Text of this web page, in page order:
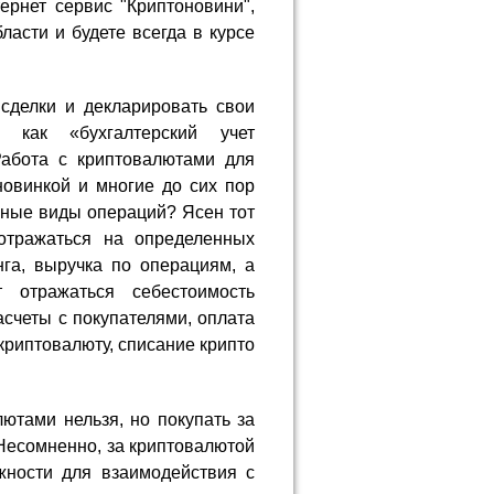
сервис "Криптоновини",
и будете всегда в курсе
и декларировать свои
«бухгалтерский учет
с криптовалютами для
и многие до сих пор
виды операций? Ясен тот
на определенных
выручка по операциям, а
себестоимость
с покупателями, оплата
списание крипто
нельзя, но покупать за
за криптовалютой
для взаимодействия с